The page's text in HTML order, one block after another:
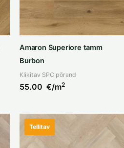
Amaron Superiore tamm
Burbon
Klikitav SPC põrand
55.00 €/m2
Tellitav